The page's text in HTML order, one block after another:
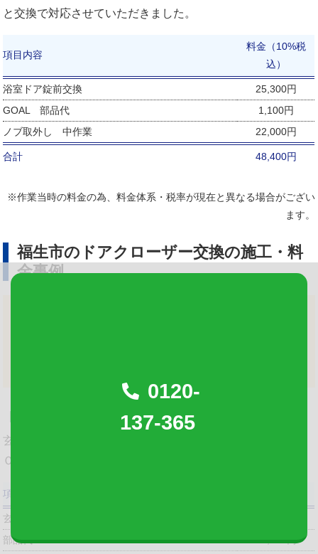
と交換で対応させていただきました。
項目内容
料金（10%税
込）
浴室ドア錠前交換
25,300円
GOAL 部品代
1,100円
ノブ取外し 中作業
22,000円
合計 48,400円
※作業当時の料金の為、料金体系・税率が現在と異なる場合がござい
ます。
福生市のドアクローザー交換の施工・料
金事例
【狛江市】ドアクローザーの交換
玄関のドアが閉まらないとのことで、ドアクローザーをＲＹ
ＯＢＩ社製品に交換致しました。
項目内容
玄関交換 ドアクローザー
部品代
0120-
137-365